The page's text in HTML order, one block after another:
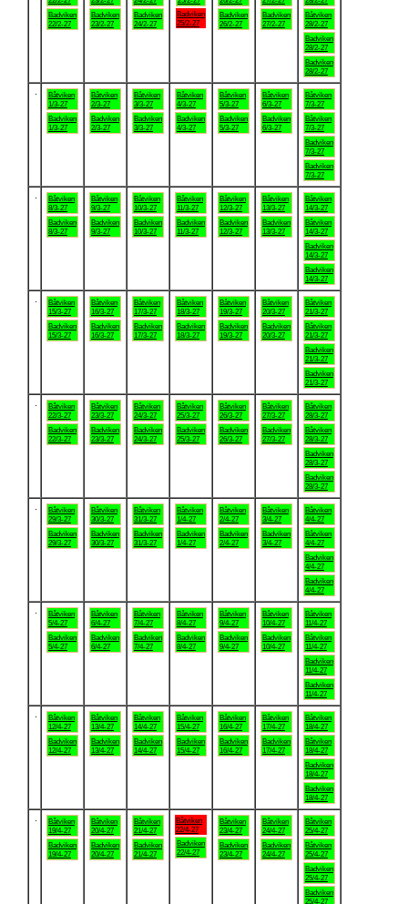
Badviken
22/2-27
Badviken
23/2-27
Badviken
24/2-27
Badviken
25/2-27
Badviken
26/2-27
Badviken
27/2-27
Båtviken
28/2-27
Badviken
28/2-27
Badviken
28/2-27
Båtviken
1/3-27
Badviken
1/3-27
Båtviken
2/3-27
Badviken
2/3-27
Båtviken
3/3-27
Badviken
3/3-27
Båtviken
4/3-27
Badviken
4/3-27
Båtviken
5/3-27
Badviken
5/3-27
Båtviken
6/3-27
Badviken
6/3-27
Båtviken
7/3-27
Båtviken
7/3-27
Badviken
7/3-27
Badviken
7/3-27
Båtviken
8/3-27
Badviken
8/3-27
Båtviken
9/3-27
Badviken
9/3-27
Båtviken
10/3-27
Badviken
10/3-27
Båtviken
11/3-27
Badviken
11/3-27
Båtviken
12/3-27
Badviken
12/3-27
Båtviken
13/3-27
Badviken
13/3-27
Båtviken
14/3-27
Båtviken
14/3-27
Badviken
14/3-27
Badviken
14/3-27
Båtviken
15/3-27
Badviken
15/3-27
Båtviken
16/3-27
Badviken
16/3-27
Båtviken
17/3-27
Badviken
17/3-27
Båtviken
18/3-27
Badviken
18/3-27
Båtviken
19/3-27
Badviken
19/3-27
Båtviken
20/3-27
Badviken
20/3-27
Båtviken
21/3-27
Båtviken
21/3-27
Badviken
21/3-27
Badviken
21/3-27
Båtviken
22/3-27
Badviken
22/3-27
Båtviken
23/3-27
Badviken
23/3-27
Båtviken
24/3-27
Badviken
24/3-27
Båtviken
25/3-27
Badviken
25/3-27
Båtviken
26/3-27
Badviken
26/3-27
Båtviken
27/3-27
Badviken
27/3-27
Båtviken
28/3-27
Båtviken
28/3-27
Badviken
28/3-27
Badviken
28/3-27
Båtviken
29/3-27
Badviken
29/3-27
Båtviken
30/3-27
Badviken
30/3-27
Båtviken
31/3-27
Badviken
31/3-27
Båtviken
1/4-27
Badviken
1/4-27
Båtviken
2/4-27
Badviken
2/4-27
Båtviken
3/4-27
Badviken
3/4-27
Båtviken
4/4-27
Båtviken
4/4-27
Badviken
4/4-27
Badviken
4/4-27
Båtviken
5/4-27
Badviken
5/4-27
Båtviken
6/4-27
Badviken
6/4-27
Båtviken
7/4-27
Badviken
7/4-27
Båtviken
8/4-27
Badviken
8/4-27
Båtviken
9/4-27
Badviken
9/4-27
Båtviken
10/4-27
Badviken
10/4-27
Båtviken
11/4-27
Båtviken
11/4-27
Badviken
11/4-27
Badviken
11/4-27
Båtviken
12/4-27
Badviken
12/4-27
Båtviken
13/4-27
Badviken
13/4-27
Båtviken
14/4-27
Badviken
14/4-27
Båtviken
15/4-27
Badviken
15/4-27
Båtviken
16/4-27
Badviken
16/4-27
Båtviken
17/4-27
Badviken
17/4-27
Båtviken
18/4-27
Båtviken
18/4-27
Badviken
18/4-27
Badviken
18/4-27
Båtviken
19/4-27
Badviken
19/4-27
Båtviken
20/4-27
Badviken
20/4-27
Båtviken
21/4-27
Badviken
21/4-27
Båtviken
22/4-27
Badviken
22/4-27
Båtviken
23/4-27
Badviken
23/4-27
Båtviken
24/4-27
Badviken
24/4-27
Båtviken
25/4-27
Båtviken
25/4-27
Badviken
25/4-27
Badviken
25/4-27